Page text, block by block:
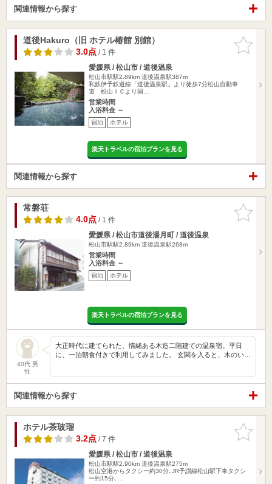
関連情報から探す
お気に入
りに追加
道後Hakuro（旧 ホテル椿館 別館）
3.0点/ 1 件
愛媛県 / 松山市 / 道後温泉
松山市駅駅2.89km 道後温泉駅387m
私鉄伊予鉄道線「道後温泉駅」より徒歩7分松山自動車
道 松山ＩＣより国…
営業時間
入浴料金 ～
宿泊 ホテル
楽天トラベルの宿泊プランを見る
関連情報から探す
お気に入
りに追加
常磐荘
4.0点/ 1 件
愛媛県 / 松山市道後湯月町 / 道後温泉
松山市駅駅2.89km 道後温泉駅268m
営業時間
入浴料金 ～
宿泊 ホテル
楽天トラベルの宿泊プランを見る
40代 男
性
大正時代に建てられた、情緒ある木造二階建ての温泉宿。平日
に、一泊朝食付きで利用してみました。 玄関を入ると、木のい…
関連情報から探す
お気に入
りに追加
ホテル茶玻瑠
3.2点/ 7 件
愛媛県 / 松山市 / 道後温泉
松山市駅駅2.90km 道後温泉駅275m
松山空港からタクシー約30分､JR予讃線松山駅下車タクシ
ー約15分､…